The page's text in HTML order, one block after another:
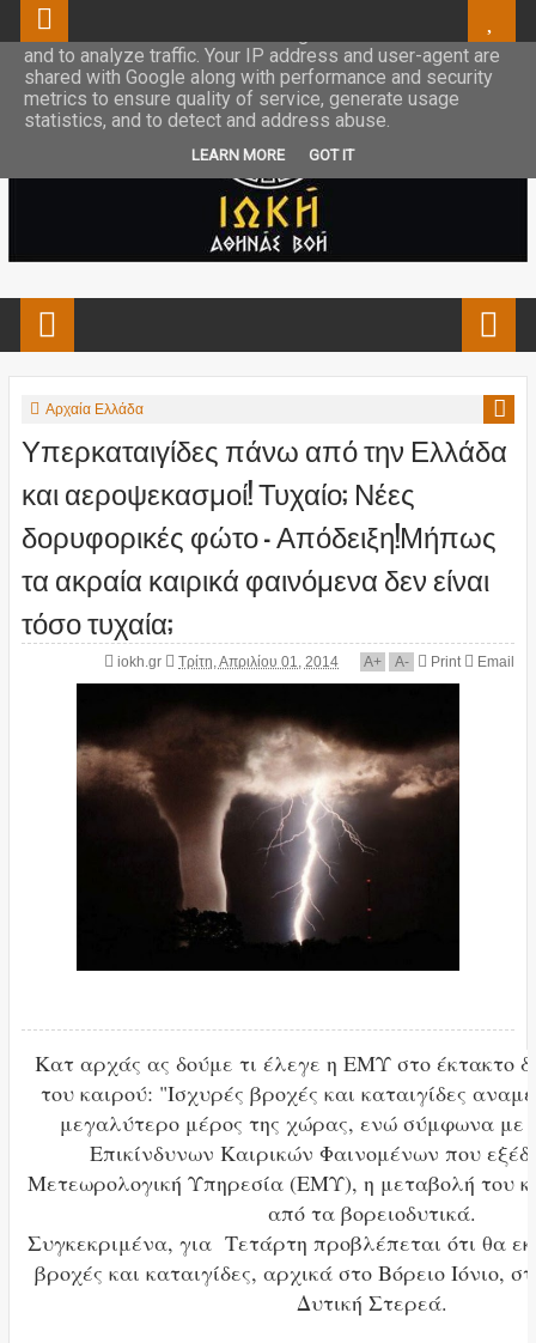
Αρχαία Ελλάδα
Υπερκαταιγίδες πάνω από την Ελλάδα
και αεροψεκασμοί! Τυχαίο; Νέες
δορυφορικές φώτο - Απόδειξη!Μήπως
τα ακραία καιρικά φαινόμενα δεν είναι
τόσο τυχαία;
iokh.gr Τρίτη, Απριλίου 01, 2014 A+ A- Print Email
Κατ αρχάς ας δούμε τι έλεγε η ΕΜΥ στο έκτακτο
του καιρού: "Ισχυρές βροχές και καταιγίδες
μεγαλύτερο μέρος της χώρας, ενώ σύμφωνα με
Επικίνδυνων Καιρικών Φαινομένων που
Μετεωρολογική Υπηρεσία (ΕΜΥ), η μεταβολή του
από τα βορειοδυτικά.
Συγκεκριμένα, για Τετάρτη προβλέπεται ότι θα
βροχές και καταιγίδες, αρχικά στο Βόρειο Ιόνιο,
Δυτική Στερεά.
This site uses cookies from Google to deliver its services
and to analyze traffic. Your IP address and user-agent are
shared with Google along with performance and security
metrics to ensure quality of service, generate usage
statistics, and to detect and address abuse.
LEARN MORE GOT IT